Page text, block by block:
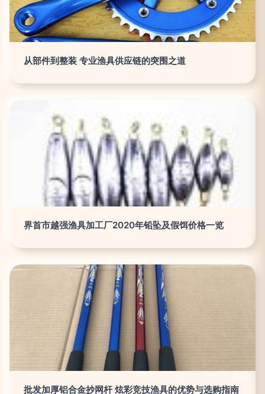
从部件到整装 专业渔具供应链的突围之道
界首市越强渔具加工厂2020年铅坠及假饵价格一览
批发加厚铝合金抄网杆 炫彩竞技渔具的优势与选购指南